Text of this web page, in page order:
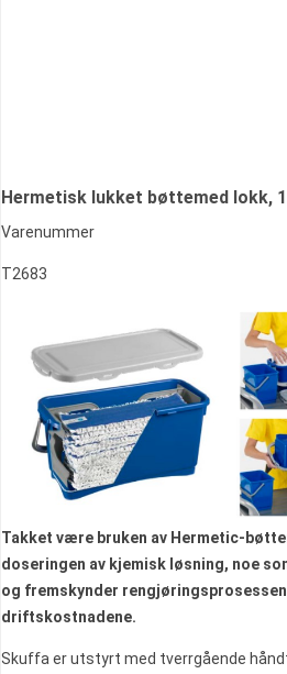
Hermetisk lukket bøttemed lokk,
Varenummer
T2683
Takket være bruken av Hermetic-
doseringen av kjemisk løsning, noe
og fremskynder
driftskostnadene.
Skuffa er utstyrt med tverrgående